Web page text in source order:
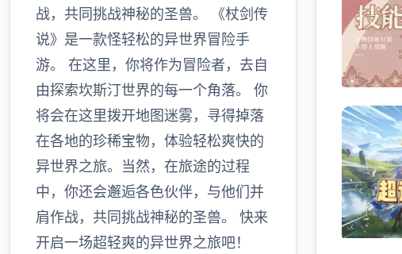
战，共同挑战神秘的圣兽。 《杖剑传
说》是一款怪轻松的异世界冒险手
游。 在这里，你将作为冒险者，去自
由探索坎斯汀世界的每一个角落。 你
将会在这里拨开地图迷雾，寻得掉落
在各地的珍稀宝物，体验轻松爽快的
异世界之旅。当然，在旅途的过程
中，你还会邂逅各色伙伴，与他们并
肩作战，共同挑战神秘的圣兽。 快来
开启一场超轻爽的异世界之旅吧！